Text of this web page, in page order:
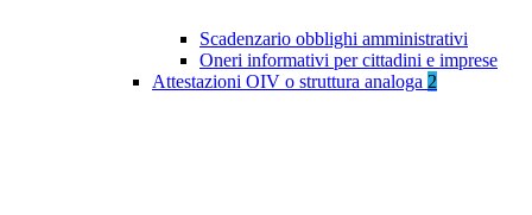
Scadenzario obblighi amministrativi
Oneri informativi per cittadini e imprese
Attestazioni OIV o struttura analoga 2